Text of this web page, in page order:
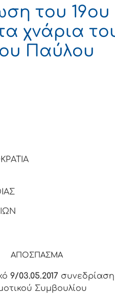
του 19ου
χνάρια
Παύλου
ΑΠΟΣΠΑΣΜΑ
9/03.05.2017
Συμβουλίου